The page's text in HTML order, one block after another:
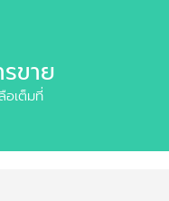
ขาย
อเต็มที่